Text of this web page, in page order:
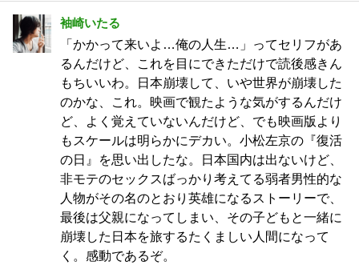
袖崎いたる
「かかって来いよ…俺の人生…」ってセリフがあ
るんだけど、これを目にできただけで読後感きん
もちいいわ。日本崩壊して、いや世界が崩壊した
のかな、これ。映画で観たような気がするんだけ
ど、よく覚えていないんだけど、でも映画版より
もスケールは明らかにデカい。小松左京の『復活
の日』を思い出したな。日本国内は出ないけど、
非モテのセックスばっかり考えてる弱者男性的な
人物がその名のとおり英雄になるストーリーで、
最後は父親になってしまい、その子どもと一緒に
崩壊した日本を旅するたくましい人間になって
く。感動であるぞ。